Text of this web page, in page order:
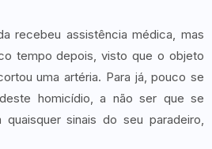
recebeu assistência médica, mas
tempo depois, visto que o objeto
uma artéria. Para já, pouco se
homicídio, a não ser que se
sinais do seu paradeiro,